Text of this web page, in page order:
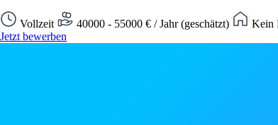
Vollzeit 40000 - 55000 € / Jahr (geschätzt)
Kein
Jetzt bewerben